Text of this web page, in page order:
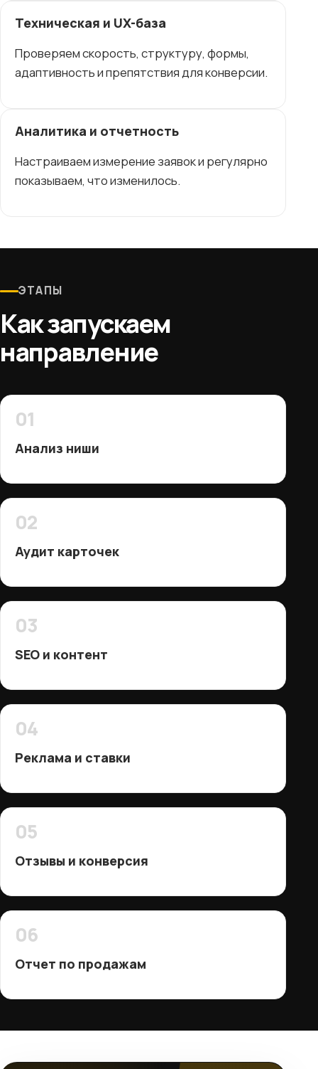
Техническая и UX-база
Проверяем скорость, структуру, формы,
адаптивность и препятствия для конверсии.
Аналитика и отчетность
Настраиваем измерение заявок и регулярно
показываем, что изменилось.
ЭТАПЫ
Как запускаем
направление
01
Анализ ниши
02
Аудит карточек
03
SEO и контент
04
Реклама и ставки
05
Отзывы и конверсия
06
Отчет по продажам